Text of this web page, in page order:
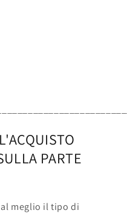
PARTE
meglio il tipo di